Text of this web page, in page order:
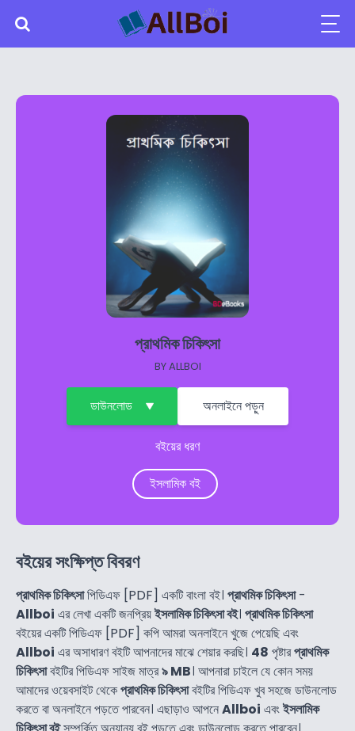
প্রাথমিক চিকিৎসা
BYALLBOI
ডাউনলোড অনলাইনে পড়ুন
বইয়ের ধরণ
ইসলামিক বই
বইয়ের সংক্ষিপ্ত বিবরণ
প্রাথমিক চিকিৎসাপিডিএফ [PDF] একটি বাংলা বই। প্রাথমিক চিকিৎসা-
Allboi এর লেখা একটি জনপ্রিয়ইসলামিক চিকিৎসা বই। প্রাথমিক চিকিৎসা
বইয়ের একটি পিডিএফ [PDF] কপি আমরা অনলাইনে খুজে পেয়েছি এবং
Allboi এর অসাধারণ বইটি আপনাদের মাঝে শেয়ার করছি। 48 পৃষ্টারপ্রাথমিক
চিকিৎসাবইটির পিডিএফ সাইজ মাত্র৯ MB। আপনারা চাইলে যে কোন সময়
আমাদের ওয়েবসাইট থেকেপ্রাথমিক চিকিৎসাবইটির পিডিএফ খুব সহজে ডাউনলোড
করতে বা অনলাইনে পড়তে পারবেন। এছাড়াও আপনেAllboi এবংইসলামিক